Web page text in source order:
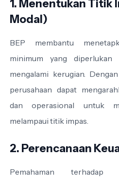
1. Menentukan Titik
Modal)
BEP membantu
minimum yang diperlukan
mengalami kerugian.
perusahaan dapat
dan operasional untuk
melampaui titik impas.
2. Perencanaan
Pemahaman terhadap